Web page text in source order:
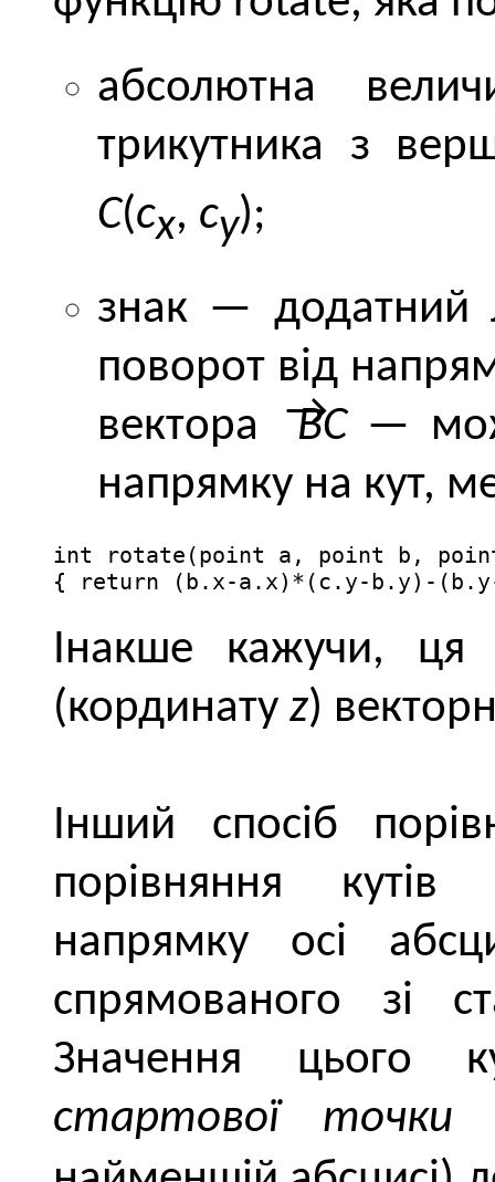
абсолютна
трикутника з
C(cx, cy);
знак — додатний
поворот від
вектора
BС—
напрямку на кут,
int rotate(point a, point b,
{ return (b.x-a.x)*(c.y-b.y)-
Інакше кажучи, ця
(кординату z)
Інший спосіб
порівняння
напрямку осі
спрямованого зі
Значення цього
стартової точки